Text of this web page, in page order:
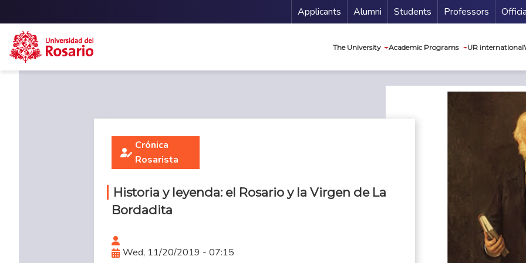
Menu Secundario
Applicants Alumni Students Professors
The University Academic Programs UR international
Crónica
Rosarista
Historia y leyenda: el Rosario y la Virgen de La
Bordadita
Wed, 11/20/2019 - 07:15